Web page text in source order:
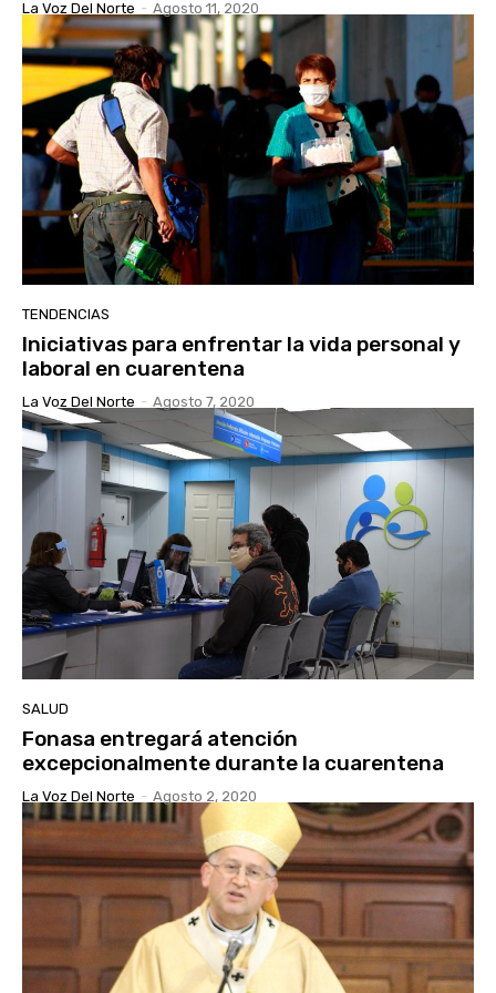
La Voz Del Norte - Agosto 11, 2020
TENDENCIAS
Iniciativas para enfrentar la vida personal y
laboral en cuarentena
La Voz Del Norte - Agosto 7, 2020
SALUD
Fonasa entregará atención
excepcionalmente durante la cuarentena
La Voz Del Norte - Agosto 2, 2020